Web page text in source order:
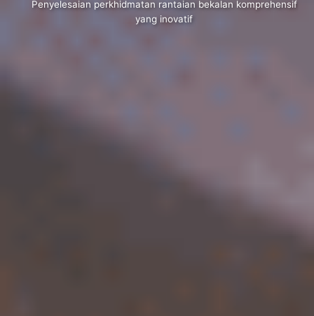
Penyelesaian perkhidmatan rantaian bekalan komprehensif
yang inovatif